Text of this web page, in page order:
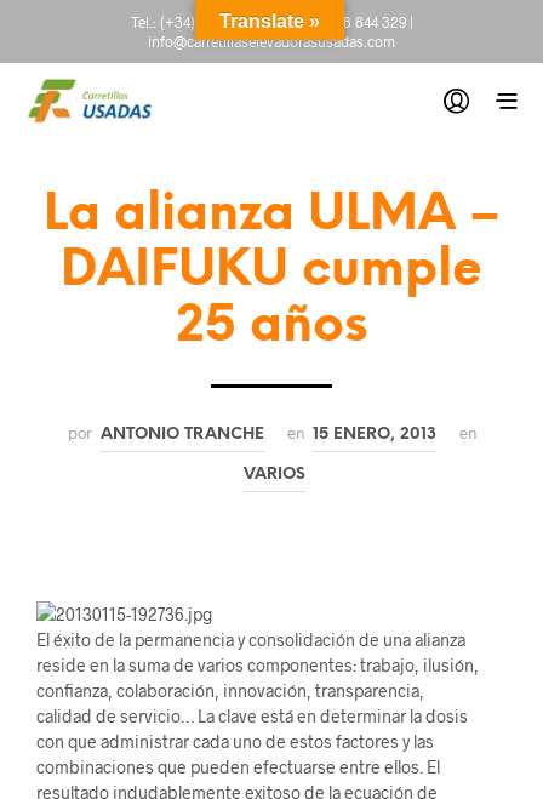
Tel.: (+34) 665 845 222-(+34) 918 844 329|
info@carretillaselevadorasusadas.com
La alianza ULMA –
DAIFUKU cumple
25 años
por ANTONIO TRANCHE en 15 ENERO, 2013 en
VARIOS
El éxito de la permanencia y consolidación de una alianza
reside en la suma de varios componentes: trabajo, ilusión,
confianza, colaboración, innovación, transparencia,
calidad de servicio… La clave está en determinar la dosis
con que administrar cada uno de estos factores y las
combinaciones que pueden efectuarse entre ellos. El
resultado indudablemente exitoso de la ecuación de
Translate »